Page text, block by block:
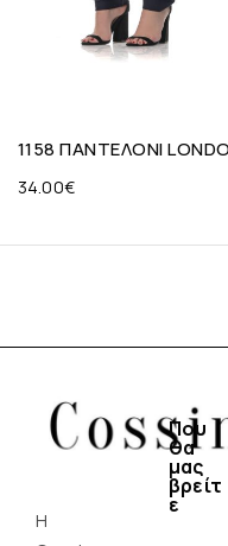
1158 ΠΑΝΤΕΛΟΝΙ
34.00€
Η
Που
θα
μας
βρείτ
ε